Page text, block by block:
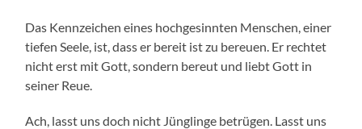
Das Kennzeichen eines hochgesinnten Menschen, einer
tiefen Seele, ist, dass er bereit ist zu bereuen. Er rechtet
nicht erst mit Gott, sondern bereut und liebt Gott in
seiner Reue.
Ach, lasst uns doch nicht Jünglinge betrügen. Lasst uns